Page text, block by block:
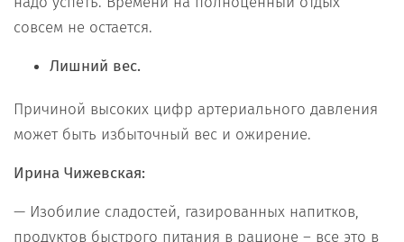
совсем не остается.
Лишний вес.
Причиной высоких цифр артериального давления
может быть избыточный вес и ожирение.
Ирина Чижевская:
— Изобилие сладостей, газированных напитков,
продуктов быстрого питания в рационе – все это в